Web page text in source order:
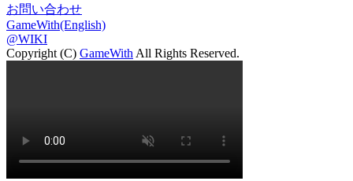
お問い合わせ
GameWith(English)
@WIKI
Copyright (C) GameWith All Rights Reserved.